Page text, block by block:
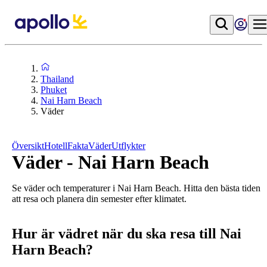
Thailand
Phuket
Nai Harn Beach
Väder
ÖversiktHotellFaktaVäderUtflykter
Väder - Nai Harn Beach
Se väder och temperaturer i Nai Harn Beach. Hitta den bästa tiden
att resa och planera din semester efter klimatet.
Hur är vädret när du ska resa till Nai
Harn Beach?